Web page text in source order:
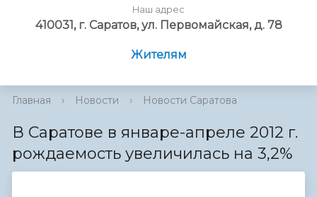
Наш адрес
410031, г. Саратов, ул. Первомайская, д. 78
Жителям
Главная › Новости › Новости Саратова
В Саратове в январе-апреле 2012 г.
рождаемость увеличилась на 3,2%